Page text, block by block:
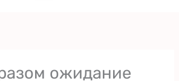
ожидание